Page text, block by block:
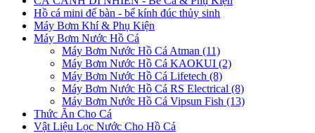
Hồ cá mini để bàn - bể kính đúc thủy sinh
Máy Bơm Khí & Phụ Kiện
Máy Bơm Nước Hồ Cá
Máy Bơm Nước Hồ Cá Atman (11)
Máy Bơm Nước Hồ Cá KAOKUI (2)
Máy Bơm Nước Hồ Cá Lifetech (8)
Máy Bơm Nước Hồ Cá RS Electrical (8)
Máy Bơm Nước Hồ Cá Vipsun Fish (13)
Thức Ăn Cho Cá
Vật Liệu Lọc Nước Cho Hồ Cá